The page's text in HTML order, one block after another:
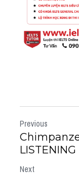
Previous
Next